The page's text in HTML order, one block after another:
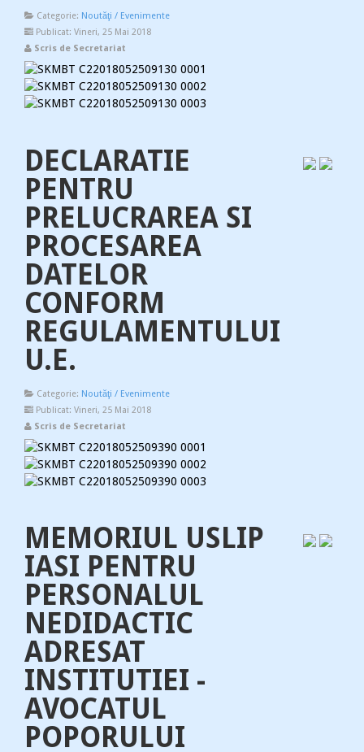
Categorie: Noutăţi / Evenimente
Publicat: Vineri, 25 Mai 2018
Scris de Secretariat
DECLARATIE
PENTRU
PRELUCRAREA SI
PROCESAREA
DATELOR
CONFORM
REGULAMENTULUI
U.E.
Categorie: Noutăţi / Evenimente
Publicat: Vineri, 25 Mai 2018
Scris de Secretariat
MEMORIUL USLIP
IASI PENTRU
PERSONALUL
NEDIDACTIC
ADRESAT
INSTITUTIEI -
AVOCATUL
POPORULUI